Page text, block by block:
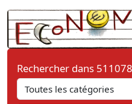
Rechercher dans